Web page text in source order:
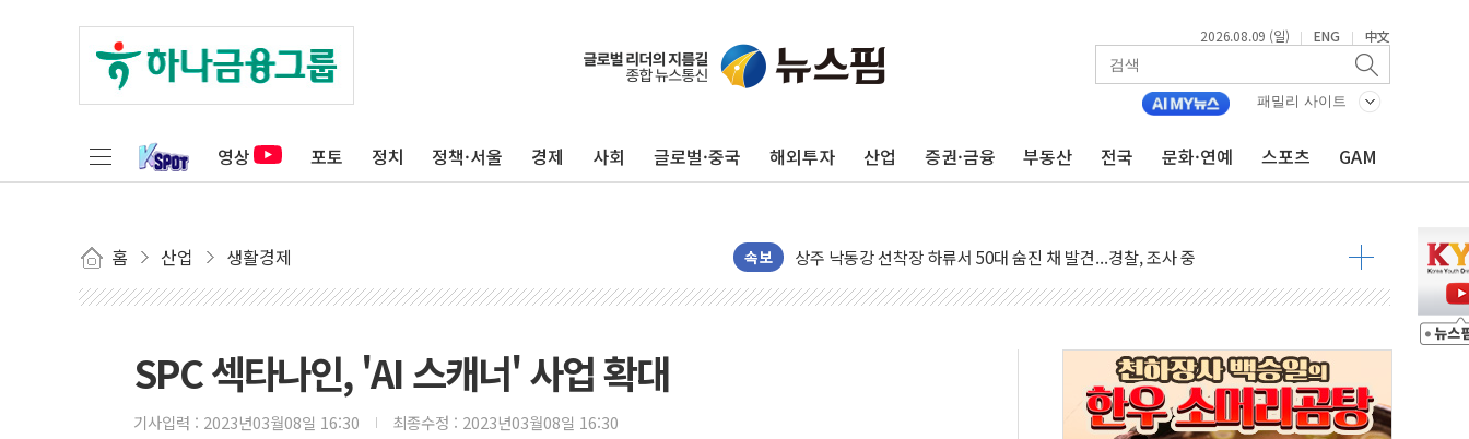
2026.08.09 (일) | ENG | 中文
패밀리 사이트
영상 포토 정치 정책·서울 경제 사회 글로벌·중국 해외투자 산업 증권·금융 부동산 전국 문화·연예 스포츠 GAM
홈 산업 생활경제 속보
평택 진위면 공장서 질식사고 발생…작업자 1명 숨져
상주 낙동강 선착장 하류서 50대 숨진 채 발견...경찰, 조사 중
[종합] 김민석, 정청래에 누적 1.48%p 차 선두 유지...金 46.01% vs 鄭 44.53%
인천서 말다툼 중 어머니 살해 10대 구속…범행 후 반려견도 죽여
김민석, 강원·대구·경북 경선서 정청래에 승리…金 48.54% vs 鄭 44.40%
[속보] 민주, 강원·대구·경북 경선 결과...김민석 48.54% 정청래 44.40%
SPC 섹타나인, 'AI 스캐너' 사업 확대
기사입력 : 2023년03월08일 16:30 최종수정 : 2023년03월08일 16:30